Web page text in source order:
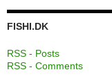
FISHI.DK
RSS - Posts
RSS - Comments